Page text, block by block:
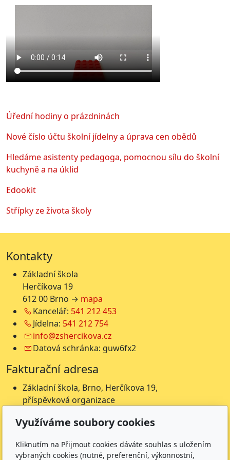
Úřední hodiny o prázdninách
Nové číslo účtu školní jídelny a úprava cen obědů
Hledáme asistenty pedagoga, pomocnou sílu do školní
kuchyně a na úklid
Edookit
Střípky ze života školy
Kontakty
Základní škola
Herčíkova 19
612 00 Brno → mapa
Kancelář: 541 212 453
Jídelna: 541 212 754
info@zshercikova.cz
Datová schránka: guw6fx2
Fakturační adresa
Základní škola, Brno, Herčíkova 19,
příspěvková organizace
612 00 Brno
Nejsme plátci DPH
Využíváme soubory cookies
Kliknutím na Přijmout cookies dáváte souhlas s uložením
vybraných cookies (nutné, preferenční, výkonnostní,